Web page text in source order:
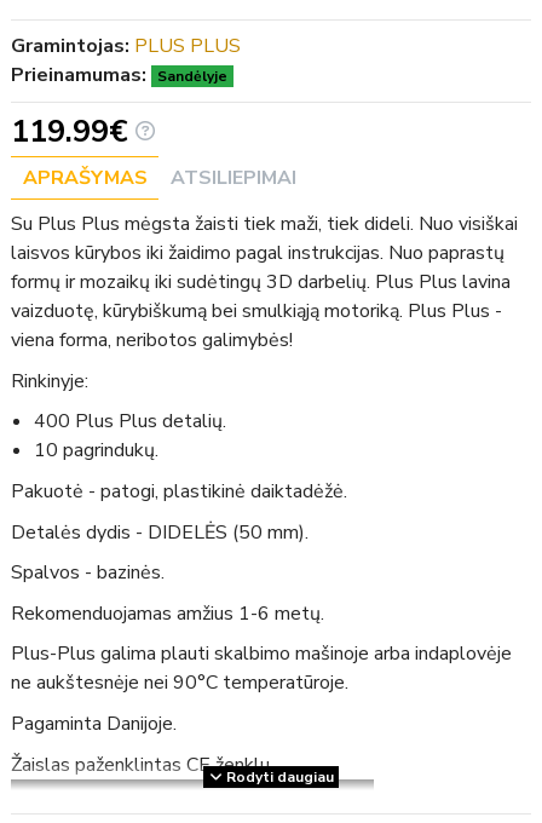
Gramintojas: PLUS PLUS
Prieinamumas:
Sandėlyje
119.99€
APRAŠYMAS
ATSILIEPIMAI
Su Plus Plus mėgsta žaisti tiek maži, tiek dideli. Nuo visiškai
laisvos kūrybos iki žaidimo pagal instrukcijas. Nuo paprastų
formų ir mozaikų iki sudėtingų 3D darbelių. Plus Plus lavina
vaizduotę, kūrybiškumą bei smulkiąją motoriką. Plus Plus -
viena forma, neribotos galimybės!
Rinkinyje:
400 Plus Plus detalių.
10 pagrindukų.
Pakuotė - patogi, plastikinė daiktadėžė.
Detalės dydis - DIDELĖS (50 mm).
Spalvos - bazinės.
Rekomenduojamas amžius 1-6 metų.
Plus-Plus galima plauti skalbimo mašinoje arba indaplovėje
ne aukštesnėje nei 90°C temperatūroje.
Pagaminta Danijoje.
Žaislas paženklintas CE ženklu.Rodyti daugiau